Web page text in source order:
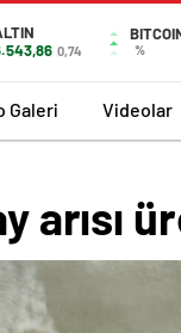
0,74 %
Galeri Videolar
arısı